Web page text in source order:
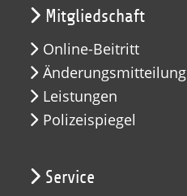
Mitgliedschaft
Online-Beitritt
Änderungsmitteilung
Leistungen
Polizeispiegel
Service